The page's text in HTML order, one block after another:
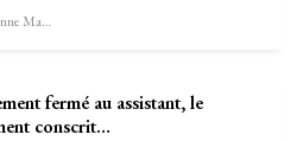
Sébastien-Étienne Marechal
fermé au assistant, le
conscrit…